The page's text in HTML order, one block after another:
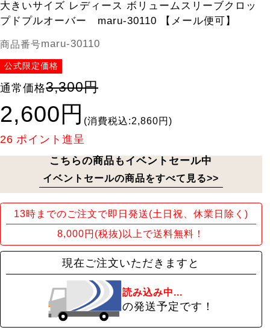
大きいサイズ レディース ボリュームスリーブクロッ
プドプルオーバー maru-30110 【メール便可】
商品番号maru-30110
公式限定価格
通常価格3,300円
2,600円 (消費税込:2,860円)
26 ポイント進呈
こちらの商品もイベントセール中
イベントセールの商品をすべて見る>>
13時までのご注文で即日発送(土日祝、休業日除く)
8,000円(税抜)以上で送料無料！
現在ご注文いただきますと
読み込み中...
の発送予定です！